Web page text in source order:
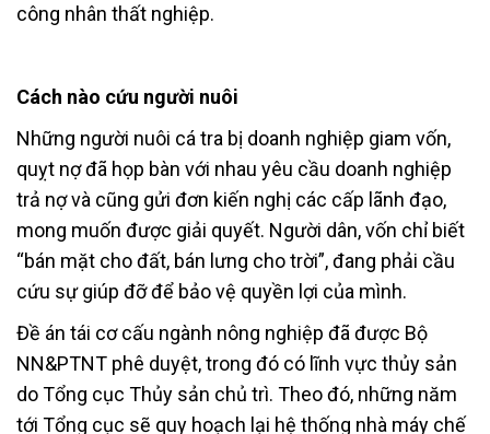
công nhân thất nghiệp.
Cách nào cứu người nuôi
Những người nuôi cá tra bị doanh nghiệp giam vốn,
quỵt nợ đã họp bàn với nhau yêu cầu doanh nghiệp
trả nợ và cũng gửi đơn kiến nghị các cấp lãnh đạo,
mong muốn được giải quyết. Người dân, vốn chỉ biết
“bán mặt cho đất, bán lưng cho trời”, đang phải cầu
cứu sự giúp đỡ để bảo vệ quyền lợi của mình.
Đề án tái cơ cấu ngành nông nghiệp đã được Bộ
NN&PTNT phê duyệt, trong đó có lĩnh vực thủy sản
do Tổng cục Thủy sản chủ trì. Theo đó, những năm
tới Tổng cục sẽ quy hoạch lại hệ thống nhà máy chế